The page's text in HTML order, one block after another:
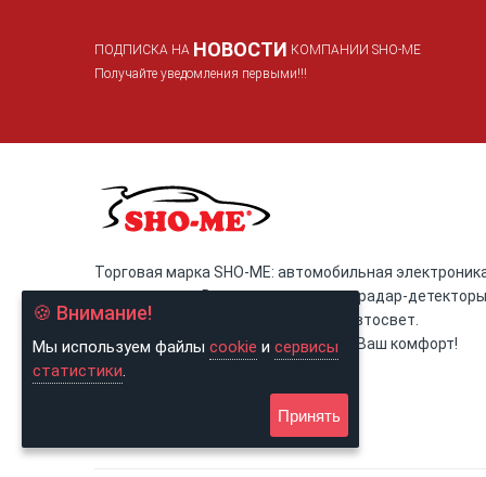
🍪 Внимание!
Мы используем файлы cookie и сервисы
статистики.
Принять
ПОДПИСКА НА НОВОСТИ КОМПАНИИ SHO-ME
Получайте уведомления первыми!!!
Торговая марка SHO-ME: автомобильная
светотехника. Видеорегистраторы, радар-детекторы
(антирадары), Комбо-устройства, автосвет.
SHO-ME: помогаем контролировать Ваш комфорт!